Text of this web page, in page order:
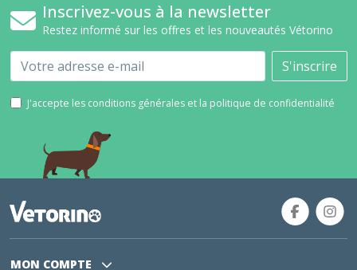
Inscrivez-vous à la newsletter
Restez informé sur les offres et les nouveautés Vétorino
Email S'inscrire
J'accepte les conditions générales et la politique de confidentialité
MON COMPTE